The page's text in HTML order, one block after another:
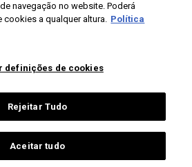
navegação no website. Poderá
cookies a qualquer altura. Política
definições de cookies
Rejeitar Tudo
Aceitar tudo